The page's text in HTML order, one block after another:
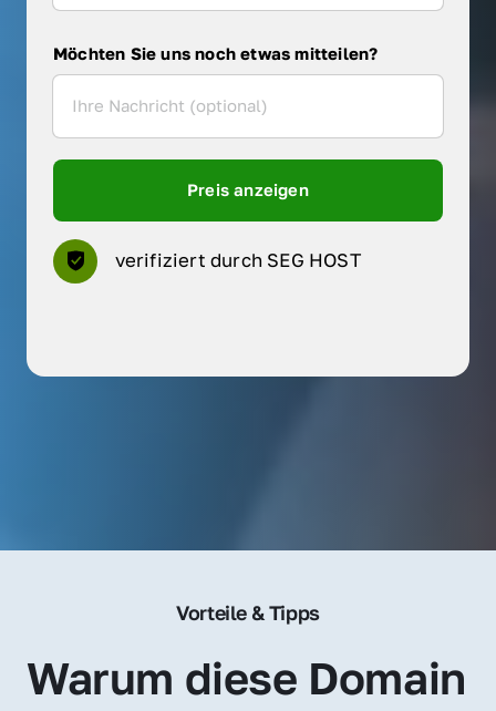
Möchten Sie uns noch etwas mitteilen?
Preis anzeigen
verifiziert durch SEG HOST
Vorteile & Tipps
Warum diese Domain